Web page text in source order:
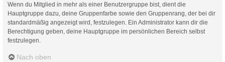
Wenn du Mitglied in mehr als einer Benutzergruppe bist, dient die
Hauptgruppe dazu, deine Gruppenfarbe sowie den Gruppenrang, der bei dir
standardmäßig angezeigt wird, festzulegen. Ein Administrator kann dir die
Berechtigung geben, deine Hauptgruppe im persönlichen Bereich selbst
festzulegen.
Nach oben